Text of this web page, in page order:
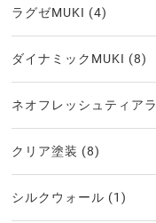
ラグゼMUKI (4)
ダイナミックMUKI (8)
ネオフレッシュティアラ
クリア塗装 (8)
シルクウォール (1)